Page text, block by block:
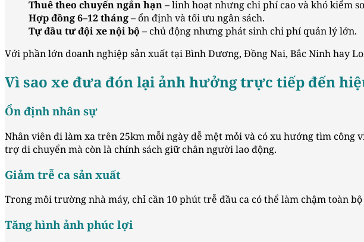
Thuê theo chuyến ngắn hạn– linh hoạt nhưng chi phí cao và khó kiểm
Hợp đồng 6–12 tháng– ổn định và tối ưu ngân sách.
Tự đầu tư đội xe nội bộ – chủ động nhưng phát sinh chi phí quản lý lớn.
Với phần lớn doanh nghiệp sản xuất tại Bình Dương, Đồng Nai, Bắc Ninh hay
Vì sao xe đưa đón lại ảnh hưởng trực tiếp đến
Ổn định nhân sự
Nhân viên đi làm xa trên 25km mỗi ngày dễ mệt mỏi và có xu hướng tìm
trợ di chuyển mà còn là chính sách giữ chân người lao động.
Giảm trễ ca sản xuất
Trong môi trường nhà máy, chỉ cần 10 phút trễ đầu ca có thể làm chậm toàn
Tăng hình ảnh phúc lợi